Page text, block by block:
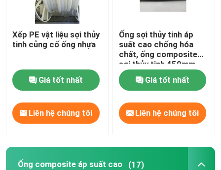
Xếp PE vật liệu sợi thủy
tinh củng cố ống nhựa
Giá tốt nhất
Liên hệ chúng tôi
Ống sợi thủy tinh áp
suất cao chống hóa
chất, ống composite
sợi thủy tinh 459mm
Giá tốt nhất
Liên hệ chúng tôi
Ống composite áp suất cao (17)